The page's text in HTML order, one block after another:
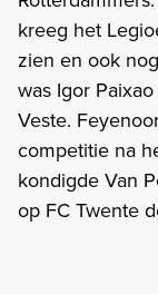
kreeg het
zien en ook
was Igor
Veste.
competitie na
kondigde Van
op FC Twente